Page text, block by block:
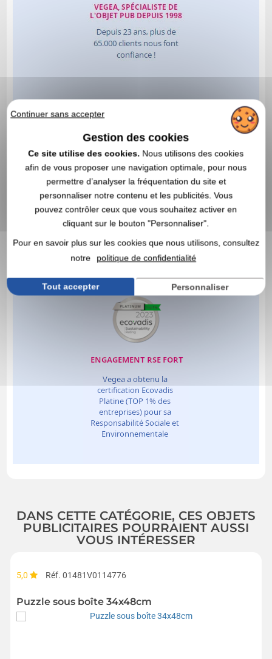
DANS CETTE CATÉGORIE, CES OBJETS
PUBLICITAIRES POURRAIENT AUSSI
VOUS INTÉRESSER
5,0 Réf. 01481V0114776
Puzzle sous boîte 34x48cm
Continuer sans accepter
Gestion des cookies
Ce site utilise des cookies. Nous utilisons des cookies
afin de vous proposer une navigation optimale, pour nous
permettre d’analyser la fréquentation du site et
personnaliser notre contenu et les publicités. Vous
pouvez contrôler ceux que vous souhaitez activer en
cliquant sur le bouton "Personnaliser".
Pour en savoir plus sur les cookies que nous utilisons, consultez
notre
politique de confidentialité
Tout accepter Personnaliser